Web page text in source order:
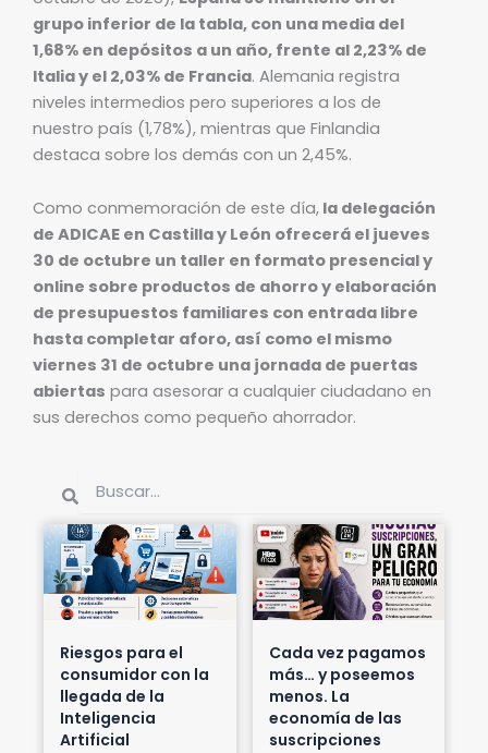
grupo inferior de la tabla, con una media del
1,68% en depósitos a un año, frente al 2,23% de
Italia y el 2,03% de Francia. Alemania registra
niveles intermedios pero superiores a los de
nuestro país (1,78%), mientras que Finlandia
destaca sobre los demás con un 2,45%.
Como conmemoración de este día, la delegación
de ADICAE en Castilla y León ofrecerá el jueves
30 de octubre un taller en formato presencial y
online sobre productos de ahorro y elaboración
de presupuestos familiares con entrada libre
hasta completar aforo, así como el mismo
viernes 31 de octubre una jornada de puertas
abiertas para asesorar a cualquier ciudadano en
sus derechos como pequeño ahorrador.
Buscar
Riesgos para el
consumidor con la
llegada de la
Inteligencia
Artificial
Cada vez pagamos
más… y poseemos
menos. La
economía de las
suscripciones